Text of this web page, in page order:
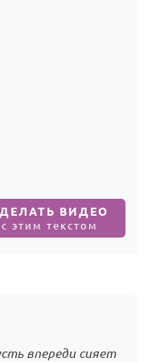
ВИДЕО
с этим текстом
впереди сияет